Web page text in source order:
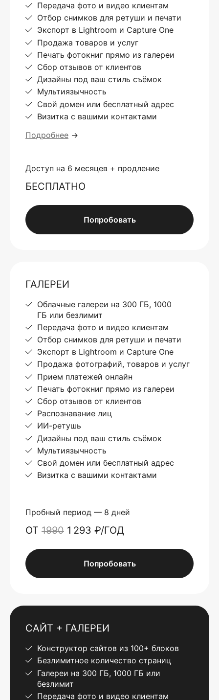
Передача фото и видео клиентам
Отбор снимков для ретуши и печати
Экспорт в Lightroom и Capture One
Продажа товаров и услуг
Печать фотокниг прямо из галереи
Сбор отзывов от клиентов
Дизайны под ваш стиль съёмок
Мультиязычность
Свой домен или бесплатный адрес
Визитка с вашими контактами
Подробнее →
Доступ на 6 месяцев + продление
БЕСПЛАТНО
Попробовать
ГАЛЕРЕИ
Облачные галереи на 300 ГБ, 1000
ГБ или безлимит
Передача фото и видео клиентам
Отбор снимков для ретуши и печати
Экспорт в Lightroom и Capture One
Продажа фотографий, товаров и услуг
Прием платежей онлайн
Печать фотокниг прямо из галереи
Сбор отзывов от клиентов
Распознавание лиц
ИИ-ретушь
Дизайны под ваш стиль съёмок
Мультиязычность
Свой домен или бесплатный адрес
Визитка с вашими контактами
Пробный период — 8 дней
ОТ 1990 1 293 ₽/ГОД
Попробовать
САЙТ + ГАЛЕРЕИ
Конструктор сайтов из 100+ блоков
Безлимитное количество страниц
Галереи на 300 ГБ, 1000 ГБ или
безлимит
Передача фото и видео клиентам